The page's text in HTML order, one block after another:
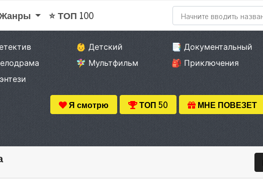
⭐ ТОП 100
👶 Детский 📑 Документальный
🧚‍♀️ Мультфильм 🎒 Приключения
Я смотрю ТОП 50 МНЕ ПОВЕЗЕТ